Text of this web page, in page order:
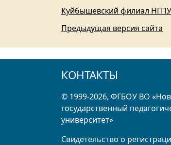
Куйбышевский филиал НГПУ
Предыдущая версия сайта
КОНТАКТЫ
© 1999-2026, ФГБОУ ВО
государственный
университет»
Свидетельство о